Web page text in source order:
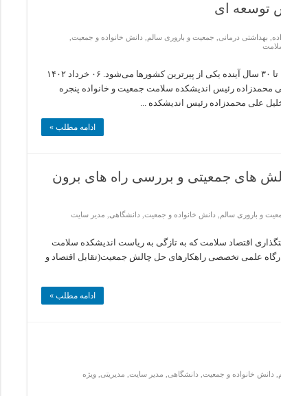
توسعه ای
بهداشتی درمانی جمعیت و باروری سالم دانش خانواده و جمعیت
کاهش ۳۵درصدی فرزندآوری در ۷ سال گذشته ایران تا ۳۰ سال آینده یکی از پیرترین کشورها می‌شود. ۰۶ خرداد ۱۴۰۲
علی محمدزاده رئیس اندیشکده سلامت جمعیت و خانواده پنجره
علی محمدزاده رئیس اندیشکده ...
ادامه مطلب »
های جمعیتی و بررسی راه های برون
و باروری سالم دانش خانواده و جمعیت دانشگاهی
مدیر سایت
اقتصاد سلامت که به تازگی به ریاست اندیشکده سلامت
علمی تخصصی راهکارهای حل چالش جمعیت(تقابل اقتصاد و
ادامه مطلب »
دانش خانواده و جمعیت دانشگاهی مدیر سایت مدیریتی ویژه